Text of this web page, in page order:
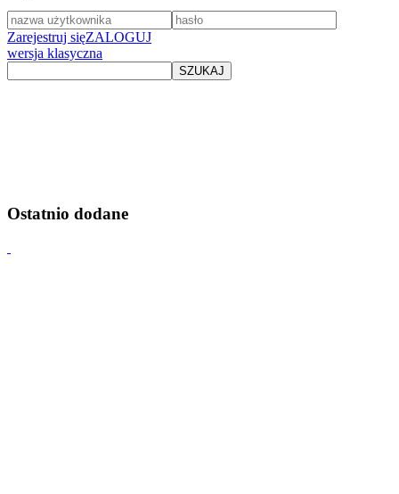
Zarejestruj sięZALOGUJ
wersja klasyczna
Ostatnio dodane